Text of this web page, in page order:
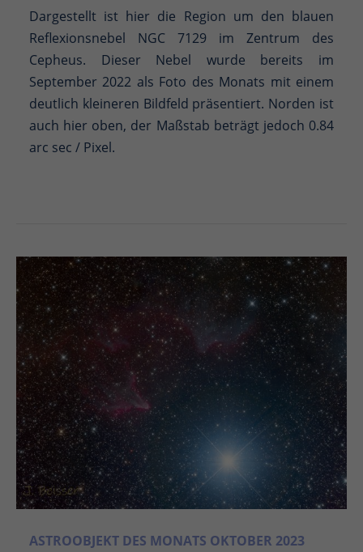
Dargestellt ist hier die Region um den blauen
Reflexionsnebel NGC 7129 im Zentrum des
Cepheus. Dieser Nebel wurde bereits im
September 2022 als Foto des Monats mit einem
deutlich kleineren Bildfeld präsentiert. Norden ist
auch hier oben, der Maßstab beträgt jedoch 0.84
arc sec / Pixel.
ASTROOBJEKT DES MONATS OKTOBER 2023